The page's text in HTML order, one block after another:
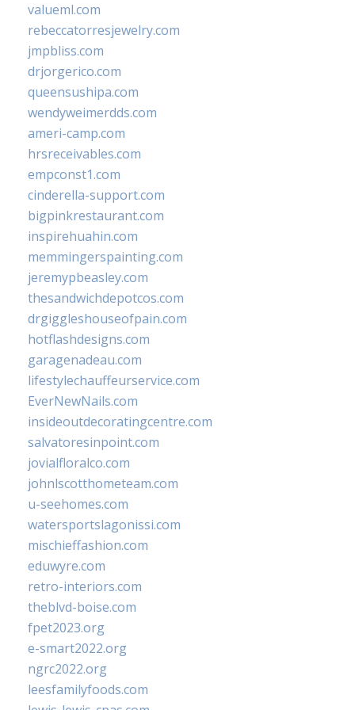
valueml.com
rebeccatorresjewelry.com
jmpbliss.com
drjorgerico.com
queensushipa.com
wendyweimerdds.com
ameri-camp.com
hrsreceivables.com
empconst1.com
cinderella-support.com
bigpinkrestaurant.com
inspirehuahin.com
memmingerspainting.com
jeremypbeasley.com
thesandwichdepotcos.com
drgiggleshouseofpain.com
hotflashdesigns.com
garagenadeau.com
lifestylechauffeurservice.com
EverNewNails.com
insideoutdecoratingcentre.com
salvatoresinpoint.com
jovialfloralco.com
johnlscotthometeam.com
u-seehomes.com
watersportslagonissi.com
mischieffashion.com
eduwyre.com
retro-interiors.com
theblvd-boise.com
fpet2023.org
e-smart2022.org
ngrc2022.org
leesfamilyfoods.com